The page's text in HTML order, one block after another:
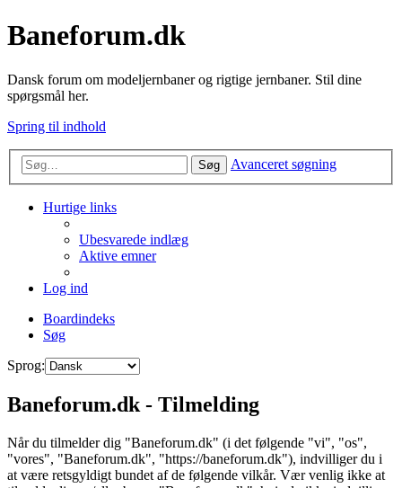
Baneforum.dk
Dansk forum om modeljernbaner og rigtige jernbaner. Stil dine
spørgsmål her.
Spring til indhold
Søg Avanceret søgning
Hurtige links
Ubesvarede indlæg
Aktive emner
Log ind
Boardindeks
Søg
Sprog:
Baneforum.dk - Tilmelding
Når du tilmelder dig "Baneforum.dk" (i det følgende "vi", "os",
"vores", "Baneforum.dk", "https://baneforum.dk"), indvilliger du i
at være retsgyldigt bundet af de følgende vilkår. Vær venlig ikke at